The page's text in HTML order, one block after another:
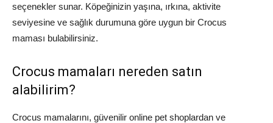
seçenekler sunar. Köpeğinizin yaşına, ırkına, aktivite
seviyesine ve sağlık durumuna göre uygun bir Crocus
maması bulabilirsiniz.
Crocus mamaları nereden satın
alabilirim?
Crocus mamalarını, güvenilir online pet shoplardan ve